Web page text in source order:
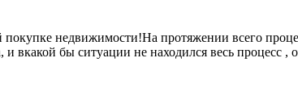
недвижимости!На протяжении всего
вкакой бы ситуации не находился весь процесс ,